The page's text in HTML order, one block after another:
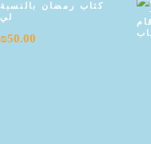
كتاب رمضان بالنسبة
لي
₪50.00